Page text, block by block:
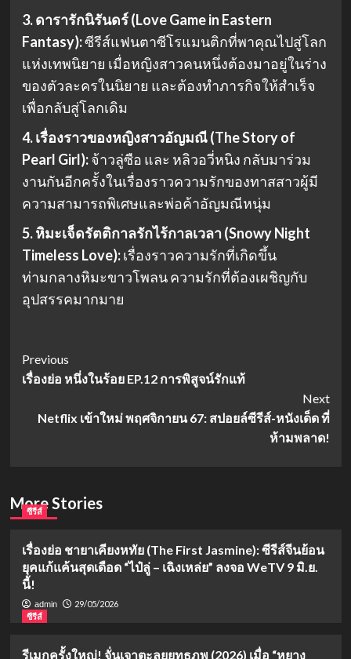
3. ดารารักนิรันดร์ (Love Game in Eastern
Fantasy):ซีรีส์แฟนตาซีโรแมนติกที่พาคุณไปสู่โลก
แห่งเทพนิยาย เมื่อหญิงสาวคนหนึ่งต้องมาอยู่ในร่าง
ของตัวละครในนิยาย และต้องทำภารกิจให้สำเร็จ
เพื่อกลับสู่โลกเดิม
4. เรื่องราวของหญิงสาวอัญมณี (The Story of
Pearl Girl):จ้าวลู่ซือ และ หลิวอวี่หนิง กลับมาร่วม
งานกันอีกครั้งในเรื่องราวความรักของทาสสาวผู้มี
ความสามารถพิเศษและพ่อค้าอัญมณีหนุ่ม
5. หิมะเจ็ดรัตติกาลรักไร้กาลเวลา (Snowy Night
Timeless Love):เรื่องราวความรักที่เกิดขึ้น
ท่ามกลางหิมะขาวโพลน ความรักที่ต้องเผชิญกับ
อุปสรรคมากมาย
Post
Navigation
Previous
เรื่องย่อ หนึ่งในร้อย EP.12 การพิสูจน์รักแท้
Next
Netflix เข้าใหม่ พฤศจิกายน 67: สปอยล์ซีรีส์-หนังเด็ด ที่
ห้ามพลาด!
More Stories
ซีรีส์
เรื่องย่อ ชายาเคียงหทัย (The First Jasmine): ซีรีส์จีนย้อน
ยุคแก้แค้นสุดเดือด “ไป๋ลู่ – เฉิงเหล่ย” ลงจอ WeTV 9 มิ.ย.
นี้!
admin
29/05/2026
ซีรีส์
รีเมกครั้งใหญ่! จั่นเจาตะลุยยุทธภพ (2026) เมื่อ “หยาง